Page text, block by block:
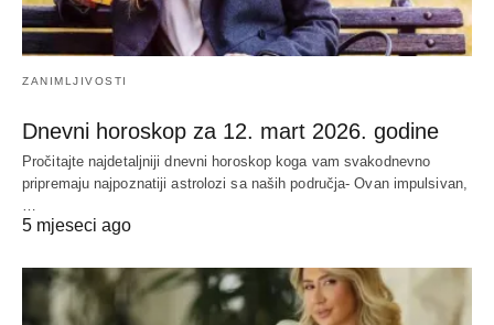
ZANIMLJIVOSTI
Dnevni horoskop za 12. mart 2026. godine
Pročitajte najdetaljniji dnevni horoskop koga vam svakodnevno
pripremaju najpoznatiji astrolozi sa naših područja- Ovan impulsivan,
…
5 mjeseci ago